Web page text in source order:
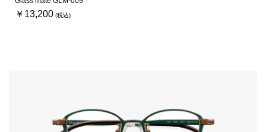
￥13,200